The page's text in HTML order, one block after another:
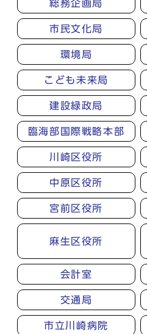
総務企画局
市民文化局
環境局
こども未来局
建設緑政局
臨海部国際戦略本部
川崎区役所
中原区役所
宮前区役所
麻生区役所
会計室
交通局
市立川崎病院